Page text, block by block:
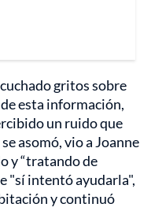
gritos sobre
esta información,
un ruido que
asomó, vio a Joanne
y “tratando de
"sí intentó ayudarla",
y continuó